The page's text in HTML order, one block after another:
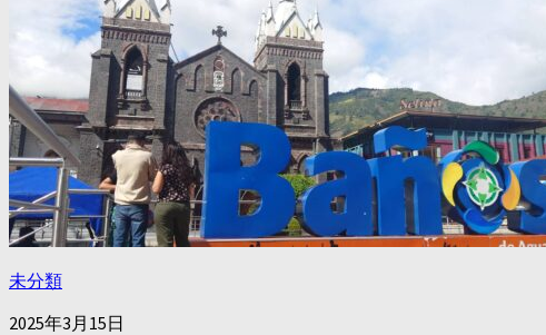
未分類
2025年3月15日